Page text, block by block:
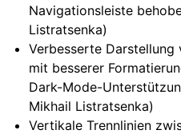
Navigationsleiste
Listratsenka)
Verbesserte
mit besserer
Dark-Mode-
Mikhail Listratsenka)
Vertikale Trennlinien